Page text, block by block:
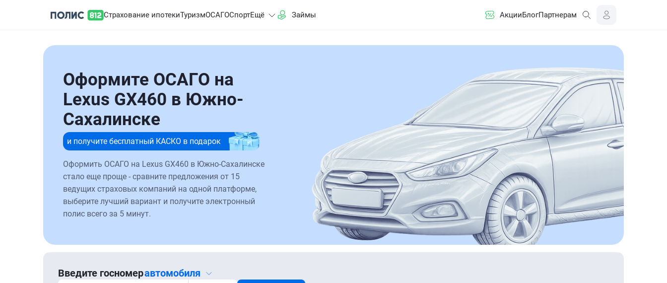
Страхование ипотекиТуризмОСАГОСпортЕщё Займы АкцииБлогПартнерам
Оформите ОСАГО на
Lexus GX460 в Южно-
Сахалинске
и получите бесплатный КАСКО в подарок
Оформить ОСАГО на Lexus GX460 в Южно-Сахалинске
стало еще проще - сравните предложения от 15
ведущих страховых компаний на одной платформе,
выберите лучший вариант и получите электронный
полис всего за 5 минут.
Введите госномеравтомобиля